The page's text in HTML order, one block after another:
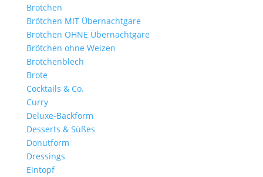
Brötchen
Brötchen MIT Übernachtgare
Brötchen OHNE Übernachtgare
Brötchen ohne Weizen
Brötchenblech
Brote
Cocktails & Co.
Curry
Deluxe-Backform
Desserts & Süßes
Donutform
Dressings
Eintopf